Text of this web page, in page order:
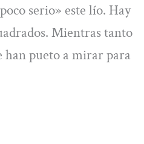
serio» este lío. Hay
Mientras tanto
han pueto a mirar para